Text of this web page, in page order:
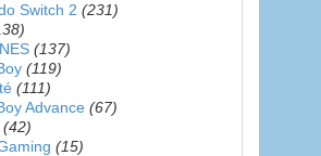
Switch 2 (231)
(137)
(119)
(111)
Advance (67)
(42)
(15)